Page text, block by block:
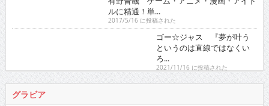
2017/5/16 に投稿された
ゴー☆ジャス 『夢が叶うというのは直線ではなくい
グラビア